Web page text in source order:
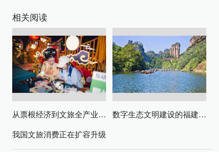
相关阅读
从票根经济到文旅全产业链升级 数字生态文明建设的福建路径与启示
我国文旅消费正在扩容升级